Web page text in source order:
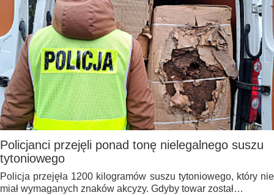
Policjanci przejęli ponad tonę nielegalnego suszu
tytoniowego
Policja przejęła 1200 kilogramów suszu tytoniowego, który nie
miał wymaganych znaków akcyzy. Gdyby towar został…